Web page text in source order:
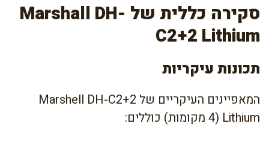
סקירה כללית של Marshall DH-
C2+2 Lithium
תכונות עיקריות
המאפיינים העיקריים של Marshell DH-C2+2
Lithium (4 מקומות) כוללים: